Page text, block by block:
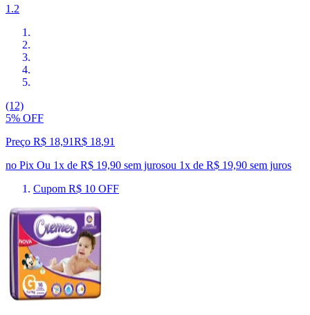
1.2
(12)
5% OFF
Preço R$ 18,91R$ 18,91
no Pix Ou 1x de R$ 19,90 sem jurosou 1x de R$ 19,90 sem juros
Cupom R$ 10 OFF